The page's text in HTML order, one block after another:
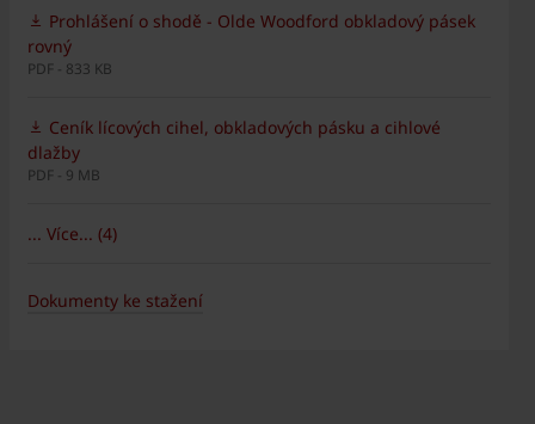
Prohlášení o shodě - Olde Woodford obkladový pásek
rovný
PDF - 833 KB
Ceník lícových cihel, obkladových pásku a cihlové
dlažby
PDF - 9 MB
... Více... (4)
Dokumenty ke stažení